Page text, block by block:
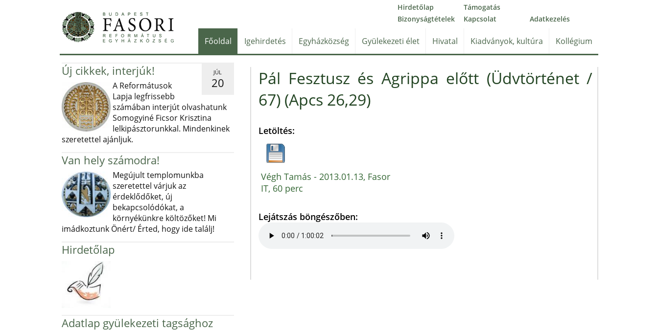
Hirdetőlap
Támogatás
Bizonyságtételek
Kapcsolat Adatkezelés
Főoldal Igehirdetés Egyházközség Gyülekezeti élet Hivatal Kiadványok, kultúra Kollégium
JÚL
20
Új cikkek, interjúk!
A Reformátusok
Lapja legfrissebb
számában interjút olvashatunk
Somogyiné Ficsor Krisztina
lelkipásztorunkkal. Mindenkinek
szeretettel ajánljuk.
Van hely számodra!
Megújult templomunkba
szeretettel várjuk az
érdeklődőket, új
bekapcsolódókat, a
környékünkre költözőket! Mi
imádkoztunk Önért/ Érted, hogy ide találj!
Hirdetőlap
Adatlap gyülekezeti tagsághoz
Pál Fesztusz és Agrippa előtt (Üdvtörténet /
67) (Apcs 26,29)
Letöltés:
Végh Tamás - 2013.01.13, Fasor
IT, 60 perc
Lejátszás böngészőben: